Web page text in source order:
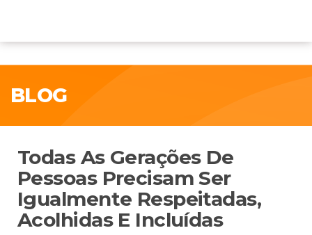
BLOG
Todas As Gerações De
Pessoas Precisam Ser
Igualmente Respeitadas,
Acolhidas E Incluídas